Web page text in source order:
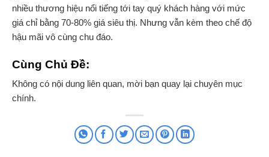
nhiều thương hiệu nổi tiếng tới tay quý khách hàng với mức
giá chỉ bằng 70-80% giá siêu thị. Nhưng vẫn kèm theo chế độ
hậu mãi vô cùng chu đáo.
Cùng Chủ Đề:
Không có nội dung liên quan, mời bạn quay lại chuyên mục
chính.